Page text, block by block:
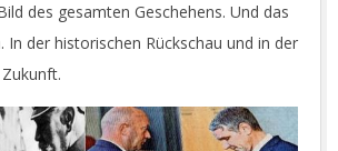
des gesamten Geschehens. Und das
In der historischen Rückschau und in der